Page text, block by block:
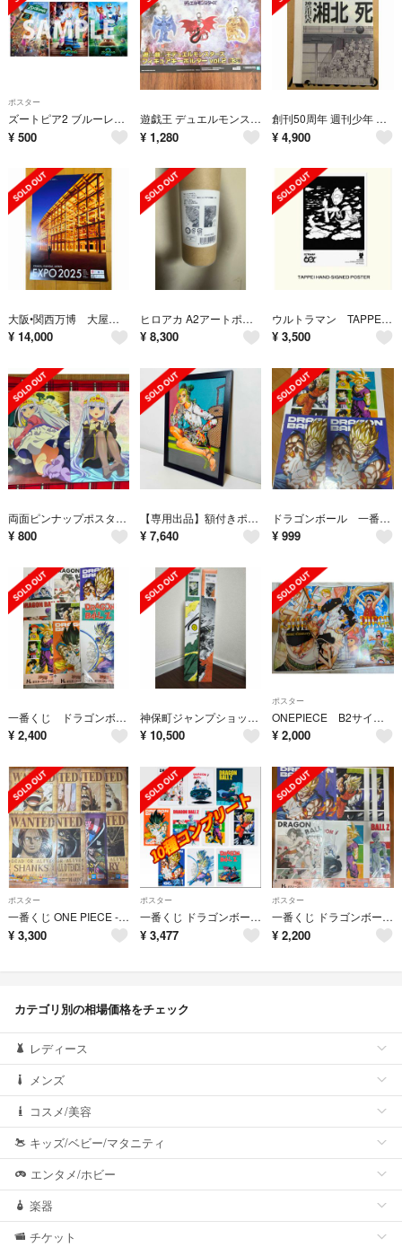
ポスター
ズートピア2 ブルーレイ購入特典A4ポスター3種類セット
¥ 500
遊戯王 デュエルモンスターズ vol.2 キーホルダー 店頭告知ポスター 非売品
¥ 1,280
創刊50周年 週刊少年 ジャンプ展 号外 新聞 スラムダンク
¥ 4,900
大阪•関西万博 大屋根リングポスターB1サイズ
¥ 14,000
ヒロアカ A2アートポスター2枚セット 原画展 The Beginning 1
¥ 8,300
ウルトラマン TAPPEI直筆サイン入りポスター
¥ 3,500
両面ピンナップポスター 2枚セット
¥ 800
【専用出品】額付きポスター JOJO ジョジョの奇妙な冒険 3枚セット(新品)
¥ 7,640
ドラゴンボール 一番くじ スペクタクルバトル H賞 ポスター 4つセット
¥ 999
一番くじ ドラゴンボール スペクタクルバトル H賞 ポスター 9種セット
¥ 2,400
神保町ジャンプショップ限定 ヒロアカ A2ポスター 爆豪&緑谷
¥ 10,500
ポスター
ONEPIECE B2サイズ ポスター
¥ 2,000
ポスター
一番くじ ONE PIECE -エルバフ編- J賞手配書GIANTポスター 8種
¥ 3,300
ポスター
一番くじ ドラゴンボール スペクタクルバトル H賞 ポスターコレクション 10種 コンプリート
¥ 3,477
ポスター
一番くじ ドラゴンボール スペクタクルバトル H賞 ポスターコレクション
¥ 2,200
カテゴリ別の相場価格をチェック
レディース
メンズ
コスメ/美容
キッズ/ベビー/マタニティ
エンタメ/ホビー
楽器
チケット